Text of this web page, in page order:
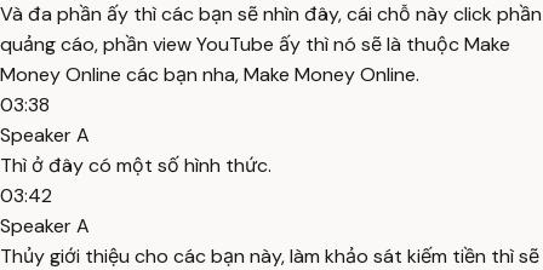
Và đa phần ấy thì các bạn sẽ nhìn đây, cái chỗ này click phần
quảng cáo, phần view YouTube ấy thì nó sẽ là thuộc Make
Money Online các bạn nha, Make Money Online.
03:38
Speaker A
Thì ở đây có một số hình thức.
03:42
Speaker A
Thủy giới thiệu cho các bạn này, làm khảo sát kiếm tiền thì sẽ